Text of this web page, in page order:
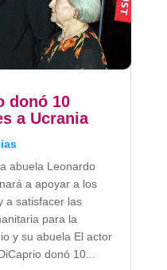
donó 10
a Ucrania
abuela Leonardo
a apoyar a los
a satisfacer las
para la
y su abuela El actor
donó 10...